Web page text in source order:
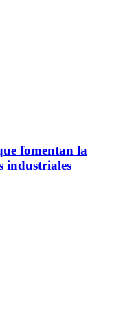
fomentan la
industriales